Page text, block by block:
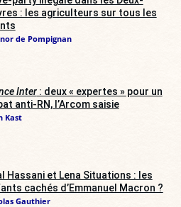
: les agriculteurs sur tous les
de Pompignan
Inter: deux « expertes » pour un
anti-RN, l’Arcom saisie
Kast
Hassani et Lena Situations : les
cachés d’Emmanuel Macron ?
Gauthier